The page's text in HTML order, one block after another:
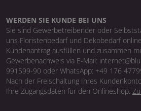
WERDEN SIE KUNDE BEI UNS
Sie sind Gewerbetreibender oder
uns Floristenbedarf und Dekobedarf
Kundenantrag ausfüllen und zusammen
Gewerbenachweis via E-Mail:
991599-90 oder WhatsApp: +49 176
Nach der Freischaltung Ihres
Ihre Zugangsdaten für den Onlineshop.